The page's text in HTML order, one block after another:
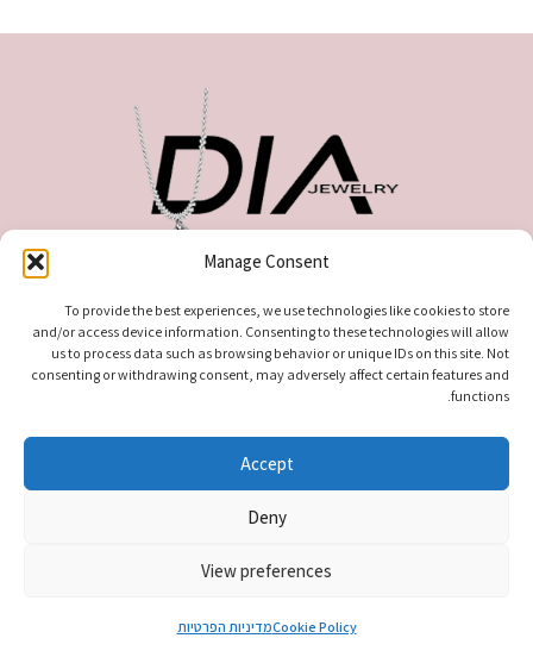
Manage Consent
To provide the best experiences, we use technologies like cookies to store
and/or access device information. Consenting to these technologies will allow
us to process data such as browsing behavior or unique IDs on this site. Not
consenting or withdrawing consent, may adversely affect certain features and
functions.
Accept
Deny
View preferences
Cookie Policyמדיניות הפרטיות
כתובתנו : צבי אלדרוטי 627 , מגדל העמק
טלפון ליצירת קשר: 0535519808